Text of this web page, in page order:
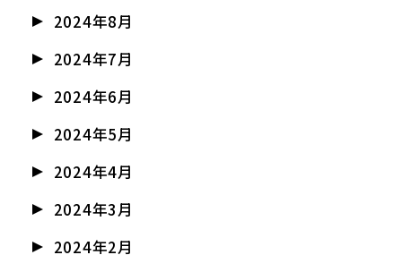
2024年8月
2024年7月
2024年6月
2024年5月
2024年4月
2024年3月
2024年2月